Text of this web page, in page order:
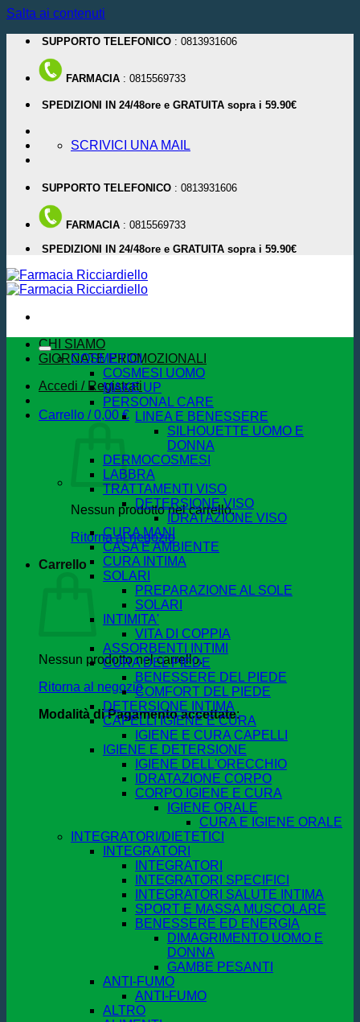
Salta ai contenuti
SUPPORTO TELEFONICO : 0813931606
FARMACIA : 0815569733
SPEDIZIONI IN 24/48ore e GRATUITA sopra i 59.90€
SCRIVICI UNA MAIL
SUPPORTO TELEFONICO : 0813931606
FARMACIA : 0815569733
SPEDIZIONI IN 24/48ore e GRATUITA sopra i 59.90€
CHI SIAMO
GIORNATE PROMOZIONALI
Accedi / Registrati
Carrello /0,00 €
Nessun prodotto nel carrello.
Ritorna al negozio
Carrello
Nessun prodotto nel carrello.
Ritorna al negozio
Modalità di Pagamento accettate:
COSMETICI
COSMESI UOMO
MAKE UP
PERSONAL CARE
LINEA E BENESSERE
SILHOUETTE UOMO E
DONNA
DERMOCOSMESI
LABBRA
TRATTAMENTI VISO
DETERSIONE VISO
IDRATAZIONE VISO
CURA MANI
CASA E AMBIENTE
CURA INTIMA
SOLARI
PREPARAZIONE AL SOLE
SOLARI
INTIMITA'
VITA DI COPPIA
ASSORBENTI INTIMI
CURA DEL PIEDE
BENESSERE DEL PIEDE
COMFORT DEL PIEDE
DETERSIONE INTIMA
CAPELLI IGIENE E CURA
IGIENE E CURA CAPELLI
IGIENE E DETERSIONE
IGIENE DELL'ORECCHIO
IDRATAZIONE CORPO
CORPO IGIENE E CURA
IGIENE ORALE
CURA E IGIENE ORALE
INTEGRATORI/DIETETICI
INTEGRATORI
INTEGRATORI
INTEGRATORI SPECIFICI
INTEGRATORI SALUTE INTIMA
SPORT E MASSA MUSCOLARE
BENESSERE ED ENERGIA
DIMAGRIMENTO UOMO E
DONNA
GAMBE PESANTI
ANTI-FUMO
ANTI-FUMO
ALTRO